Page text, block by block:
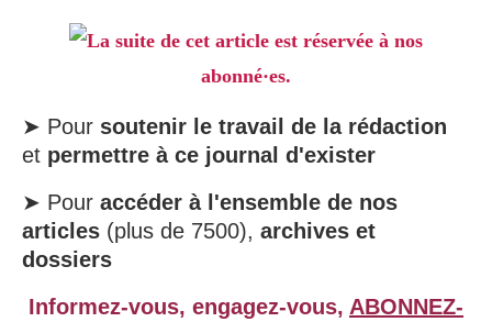
La suite de cet article est réservée à nos
abonné·es.
➤ Pour soutenir le travail de la rédaction
et permettre à ce journal d'exister
➤ Pour accéder à l'ensemble de nos
articles (plus de 7500), archives et
dossiers
Informez-vous, engagez-vous, ABONNEZ-